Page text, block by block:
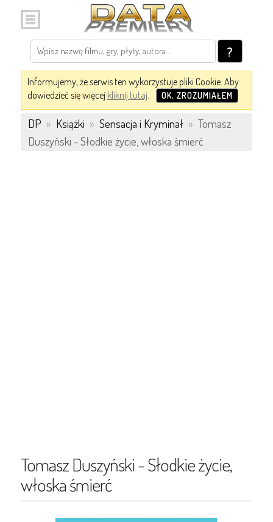
?
Informujemy, że serwis ten wykorzystuje pliki Cookie. Aby
dowiedzieć się więcej kliknij tutaj. OK, ZROZUMIAŁEM
DP » Książki » Sensacja i Kryminał » Tomasz
Duszyński - Słodkie życie, włoska śmierć
Tomasz Duszyński - Słodkie życie,
włoska śmierć